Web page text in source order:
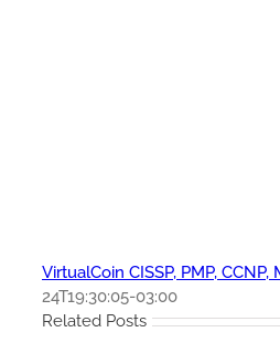
VirtualCoin CISSP, PMP, CCNP,
24T19:30:05-03:00
Related Posts